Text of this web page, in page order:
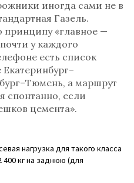
иногда сами не в
Газель.
принципу «главное —
у каждого
есть список
Екатеринбург–
а маршрут
спонтанно, если
цемента».
нагрузка для такого класса
кг на заднюю (для